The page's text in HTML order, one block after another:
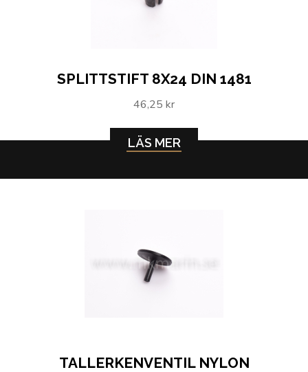
SPLITTSTIFT 8X24 DIN 1481
46,25 kr
LÄS MER
TALLERKENVENTIL NYLON